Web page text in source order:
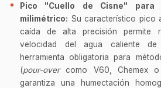
Pico "Cuello de Cisne"
milimétrico: Su característico pico
caída de alta precisión permite
velocidad del agua caliente
herramienta obligatoria para
(pour-overcomo V60, Chemex o
garantiza una humectación